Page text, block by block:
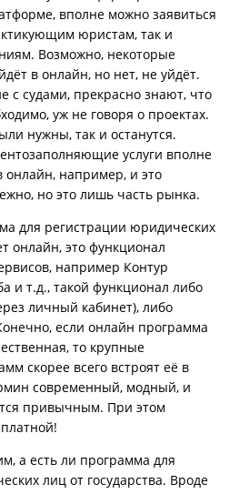
вполне можно заявиться
юристам, так и
Возможно, некоторые
в онлайн, но нет, не уйдёт.
судами, прекрасно знают, что
уж не говоря о проектах.
нужны, так и останутся.
услуги вполне
онлайн, например, и это
но это лишь часть рынка.
для регистрации юридических
онлайн, это функционал
например Контур
и т.д., такой функционал либо
личный кабинет), либо
если онлайн программа
то крупные
скорее всего встроят её в
современный, модный, и
привычным. При этом
а есть ли программа для
лиц от государства. Вроде